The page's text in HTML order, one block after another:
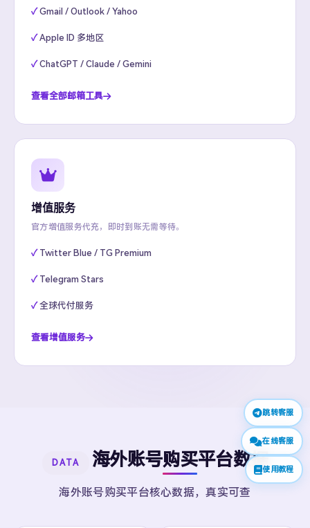
Gmail / Outlook / Yahoo
Apple ID 多地区
ChatGPT / Claude / Gemini
查看全部邮箱工具
增值服务
官方增值服务代充，即时到账无需等待。
Twitter Blue / TG Premium
Telegram Stars
全球代付服务
查看增值服务
DATA 海外账号购买平台数据
海外账号购买平台核心数据，真实可查
跳转客服
在线客服
使用教程